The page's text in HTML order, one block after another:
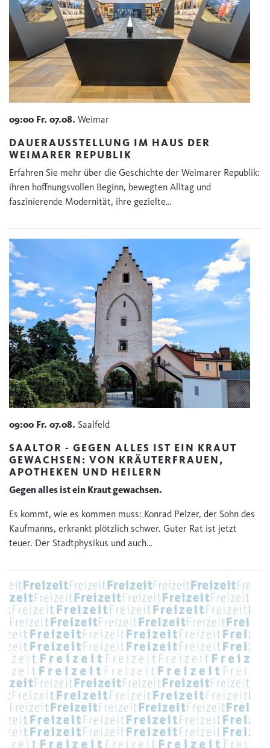
09:00 Fr. 07.08. Weimar
DAUERAUSSTELLUNG IM HAUS DER
WEIMARER REPUBLIK
Erfahren Sie mehr über die Geschichte der Weimarer Republik:
ihren hoffnungsvollen Beginn, bewegten Alltag und
faszinierende Modernität, ihre gezielte…
09:00 Fr. 07.08. Saalfeld
SAALTOR - GEGEN ALLES IST EIN KRAUT
GEWACHSEN: VON KRÄUTERFRAUEN,
APOTHEKEN UND HEILERN
Gegen alles ist ein Kraut gewachsen.
Es kommt, wie es kommen muss: Konrad Pelzer, der Sohn des
Kaufmanns, erkrankt plötzlich schwer. Guter Rat ist jetzt
teuer. Der Stadtphysikus und auch…